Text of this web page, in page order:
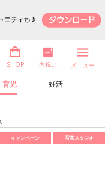
育児 妊活
SHOP 内祝い メニュー
キャンペーン 写真スタジオ